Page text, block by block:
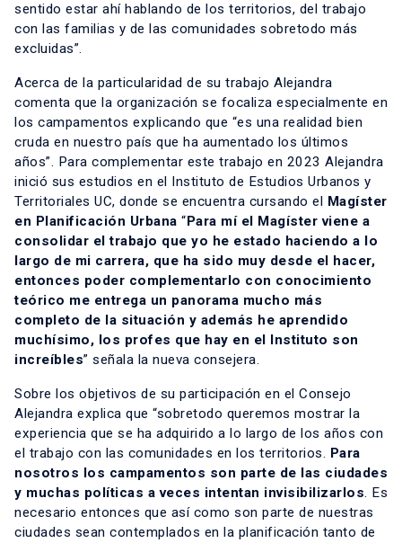
sentido estar ahí hablando de los territorios, del trabajo
con las familias y de las comunidades sobretodo más
excluidas”.
Acerca de la particularidad de su trabajo Alejandra
comenta que la organización se focaliza especialmente en
los campamentos explicando que “es una realidad bien
cruda en nuestro país que ha aumentado los últimos
años”. Para complementar este trabajo en 2023 Alejandra
inició sus estudios en el Instituto de Estudios Urbanos y
Territoriales UC, donde se encuentra cursando el Magíster
en Planificación Urbana “Para mí el Magíster viene a
consolidar el trabajo que yo he estado haciendo a lo
largo de mi carrera, que ha sido muy desde el hacer,
entonces poder complementarlo con conocimiento
teórico me entrega un panorama mucho más
completo de la situación y además he aprendido
muchísimo, los profes que hay en el Instituto son
increíbles” señala la nueva consejera.
Sobre los objetivos de su participación en el Consejo
Alejandra explica que “sobretodo queremos mostrar la
experiencia que se ha adquirido a lo largo de los años con
el trabajo con las comunidades en los territorios. Para
nosotros los campamentos son parte de las ciudades
y muchas políticas a veces intentan invisibilizarlos. Es
necesario entonces que así como son parte de nuestras
ciudades sean contemplados en la planificación tanto de